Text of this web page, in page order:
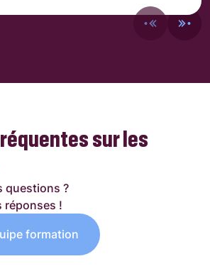
sur les
questions ?
réponses !
formation